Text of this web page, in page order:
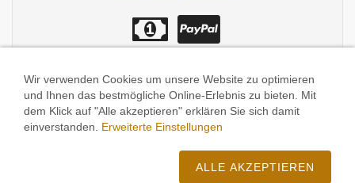
Wir verwenden Cookies um unsere Website zu optimieren
und Ihnen das bestmögliche Online-Erlebnis zu bieten. Mit
dem Klick auf "Alle akzeptieren" erklären Sie sich damit
einverstanden. Erweiterte Einstellungen
ALLE AKZEPTIEREN